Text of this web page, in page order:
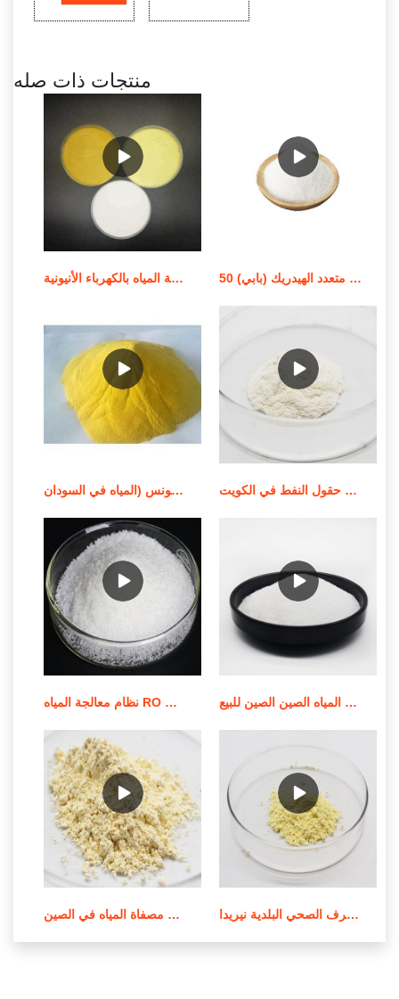
منتجات ذات صله
معالجة المياه بالكهرباء الأنيونية (RX FLOC 100) في التسويق الأيرلندي معالجة المياه استر كحول فوسفات متعدد الهيدريك (بابي) 50%
شركات وموردي معالجة المياه في تونس (المياه في السودان كيماويات معالجة المياه كيماويات حقول النفط في الكويت
نظام معالجة المياه RO بقدرة 500 لتر في الساعة/نظام عرض RO للبيع أفضل المبيعات الكيميائية لمعالجة المياه الصين الصين للبيع
معالجة المياه وتنقيتها في مصفاة المياه في الصين محطة معالجة مياه الصرف الصحي البلدية نيريدا epe في الأردن